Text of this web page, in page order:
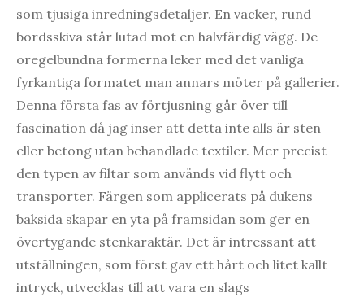
som tjusiga inredningsdetaljer. En vacker, rund
bordsskiva står lutad mot en halvfärdig vägg. De
oregelbundna formerna leker med det vanliga
fyrkantiga formatet man annars möter på gallerier.
Denna första fas av förtjusning går över till
fascination då jag inser att detta inte alls är sten
eller betong utan behandlade textiler. Mer precist
den typen av filtar som används vid flytt och
transporter. Färgen som applicerats på dukens
baksida skapar en yta på framsidan som ger en
övertygande stenkaraktär. Det är intressant att
utställningen, som först gav ett hårt och litet kallt
intryck, utvecklas till att vara en slags